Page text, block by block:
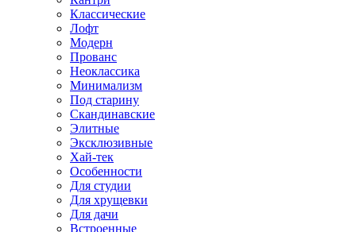
Классические
Лофт
Модерн
Прованс
Неоклассика
Минимализм
Под старину
Скандинавские
Элитные
Эксклюзивные
Хай-тек
Особенности
Для студии
Для хрущевки
Для дачи
Встроенные